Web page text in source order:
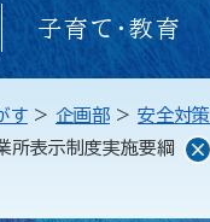
子育て・教育
す > 企画部 > 安全対
所表示制度実施要綱